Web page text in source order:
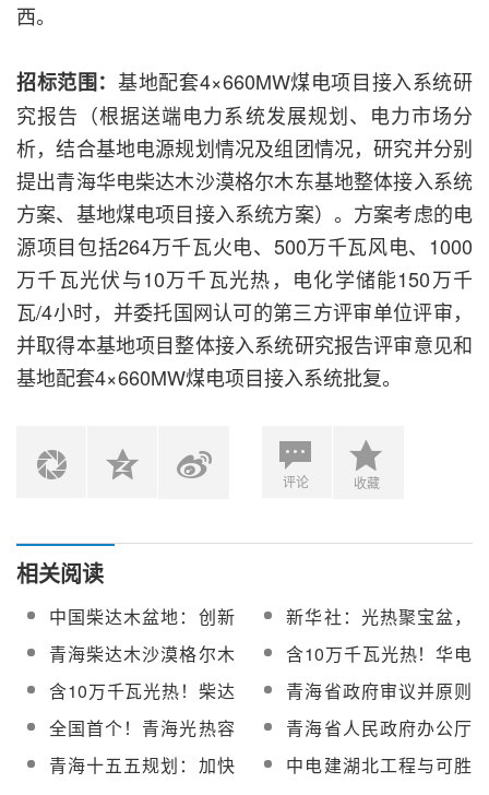
西。
招标范围：基地配套4×660MW煤电项目接入系统研
究报告（根据送端电力系统发展规划、电力市场分
析，结合基地电源规划情况及组团情况，研究并分别
提出青海华电柴达木沙漠格尔木东基地整体接入系统
方案、基地煤电项目接入系统方案）。方案考虑的电
源项目包括264万千瓦火电、500万千瓦风电、1000
万千瓦光伏与10万千瓦光热，电化学储能150万千
瓦/4小时，并委托国网认可的第三方评审单位评审，
并取得本基地项目整体接入系统研究报告评审意见和
基地配套4×660MW煤电项目接入系统批复。
评论 收藏
相关阅读
中国柴达木盆地：创新
储能技术促光伏光热能
源消纳
新华社：光热聚宝盆，
风起柴达木
青海柴达木沙漠格尔木
东基地整体可研内部审
查会在京召开
含10万千瓦光热！华电
柴达木沙漠格尔木东基
地项目可研评审会顺利
召开
含10万千瓦光热！柴达
木沙漠格尔木东基地项
目可研报告收口评审会
在京召开
青海省政府审议并原则
通过光热发电规模化发
展若干措施
全国首个！青海光热容
量电价机制分析
青海省人民政府办公厅
印发《青海省关于促进
光热发电规模化发展的
青海十五五规划：加快
中电建湖北工程与可胜